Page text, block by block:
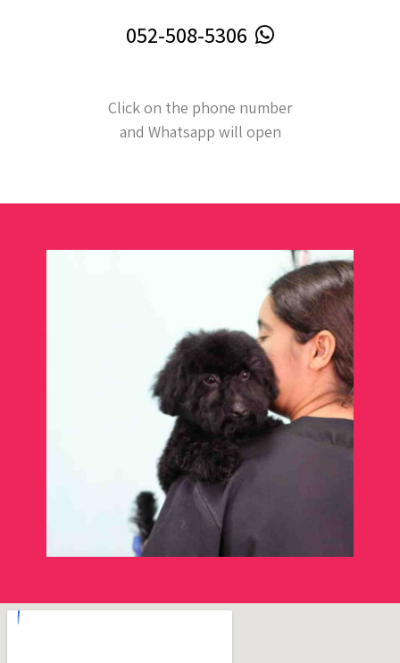
052-508-5306
Click on the phone number
and Whatsapp will open